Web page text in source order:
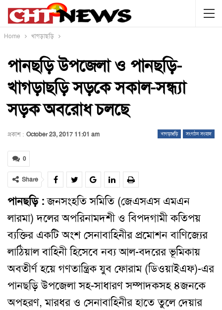
Home খাগড়াছড়ি
পানছড়ি ‍উপজেলা ও পানছড়ি-
খাগড়াছড়ি সড়কে সকাল-সন্ধ্যা
সড়ক অবরোধ চলছে
খাগড়াছড়ি সংগঠন সংবাদ
প্রকাশ : October 23, 2017 11:01 am
0
Share
পানছড়ি :জনসংহতি সমিতি (জেএসএস এমএন
লারমা) দলের অপরিনামদশী ও বিপদগামী কতিপয়
ব্যক্তির একটি অংশ সেনাবাহিনীর প্রমোশন বাণিজ্যের
লাঠিয়াল বাহিনী হিসেবে নব্য আল-বদরের ভূমিকায়
অবতীর্ণ হয়ে গণতান্ত্রিক যুব ফোরাম (ডিওয়াইএফ)-এর
পানছড়ি উপজেলা সহ-সাধারণ সম্পাদকসহ ৪জনকে
অপহরণ, মারধর ও সেনাবাহিনীর হাতে তুলে দেয়ার